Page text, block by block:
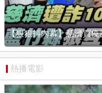
《川普:共產主義是美
熱播電影